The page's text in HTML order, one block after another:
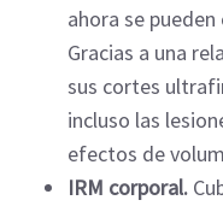
ahora se
Gracias a una
sus cortes
incluso las
efectos de
IRM corporal.